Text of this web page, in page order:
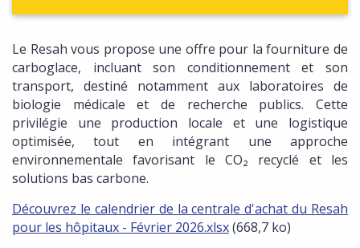
Le Resah vous propose une offre pour la fourniture de
carboglace, incluant son conditionnement et son
transport, destiné notamment aux laboratoires de
biologie médicale et de recherche publics. Cette
privilégie une production locale et une logistique
optimisée, tout en intégrant une approche
environnementale favorisant le CO₂ recyclé et les
solutions bas carbone.
Découvrez le calendrier de la centrale d'achat du Resah
pour les hôpitaux - Février 2026.xlsx(668,7 ko)